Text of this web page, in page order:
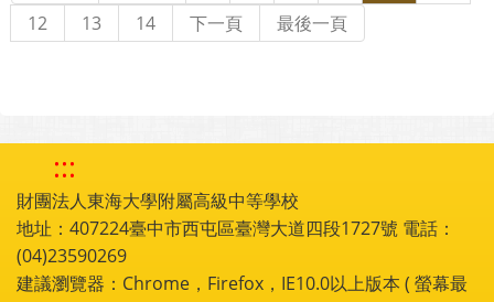
12
13 14 下一頁 最後一頁
:::
財團法人東海大學附屬高級中等學校
地址：407224臺中市西屯區臺灣大道四段1727號 電話：
(04)23590269
建議瀏覽器：Chrome，Firefox，IE10.0以上版本 ( 螢幕最